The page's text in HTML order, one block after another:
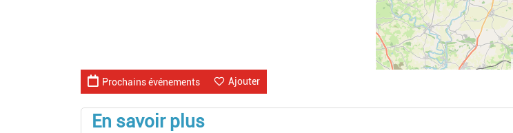
Ajouter
Prochains événements
En savoir plus